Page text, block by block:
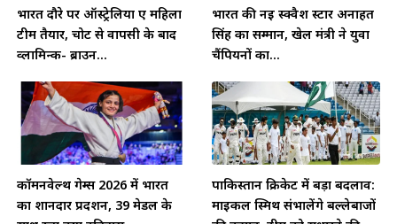
भारत दौरे पर ऑस्ट्रेलिया ए महिला
टीम तैयार, चोट से वापसी के बाद
व्लामिन्क- ब्राउन...
भारत की नई स्क्वैश स्टार अनाहत
सिंह का सम्मान, खेल मंत्री ने युवा
चैंपियनों का...
कॉमनवेल्थ गेम्स 2026 में भारत
का शानदार प्रदर्शन, 39 मेडल के
पाकिस्तान क्रिकेट में बड़ा बदलाव:
माइकल स्मिथ संभालेंगे बल्लेबाजों